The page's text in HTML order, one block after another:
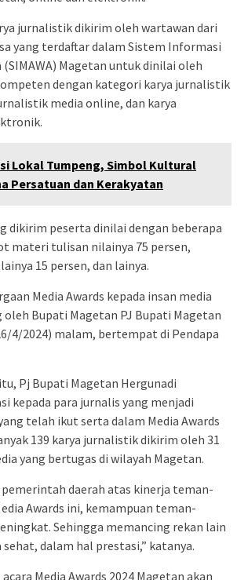
jurnalistik dikirim oleh wartawan dari
yang terdaftar dalam Sistem Informasi
(SIMAWA) Magetan untuk dinilai oleh
dengan kategori karya jurnalistik
media online, dan karya
Lokal Tumpeng, Simbol Kultural
Persatuan dan Kerakyatan
dikirim peserta dinilai dengan beberapa
materi tulisan nilainya 75 persen,
15 persen, dan lainya.
Media Awards kepada insan media
oleh Bupati Magetan PJ Bupati Magetan
4/2024) malam, bertempat di Pendapa
Pj Bupati Magetan Hergunadi
kepada para jurnalis yang menjadi
telah ikut serta dalam Media Awards
139 karya jurnalistik dikirim oleh 31
yang bertugas di wilayah Magetan.
daerah atas kinerja teman-
Awards ini, kemampuan teman-
Sehingga memancing rekan lain
dalam hal prestasi,” katanya.
Media Awards 2024 Magetan akan